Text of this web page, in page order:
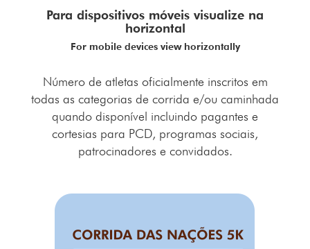
Para dispositivos móveis visualize na
horizontal
For mobile devices view horizontally
Número de atletas oficialmente inscritos em
todas as categorias de corrida e/ou caminhada
quando disponível incluindo pagantes e
cortesias para PCD, programas sociais,
patrocinadores e convidados.